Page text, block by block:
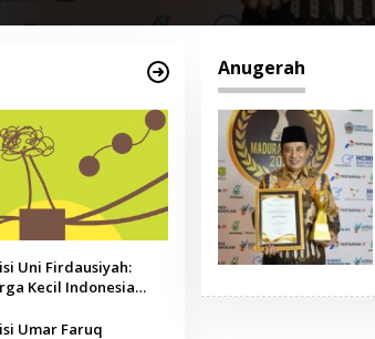
Uni Firdausiyah:
Kecil Indonesia
yang Jauh, Narasi
Umar Faruq
Anugerah